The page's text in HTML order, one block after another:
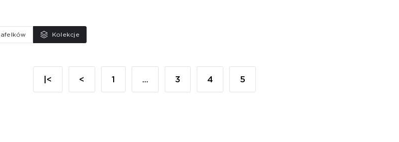
Kolekcje
|< < 1 ... 3 4 5